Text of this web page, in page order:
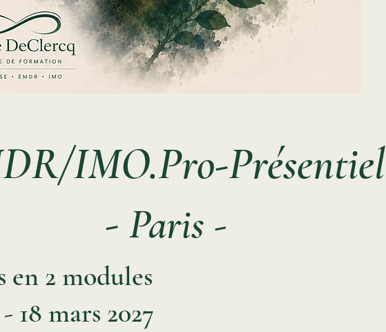
IMO.Pro-Présentiel
- Paris -
en 2 modules
18 mars 2027